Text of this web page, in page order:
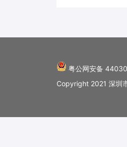
粤公网安备
Copyright 2021 深圳